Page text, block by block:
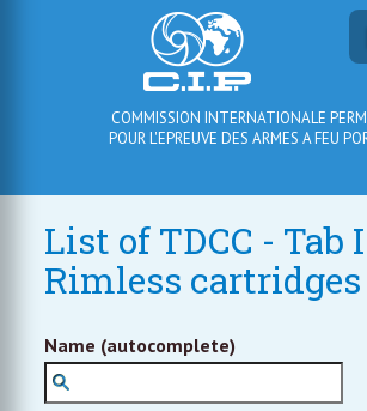
COMMISSION INTERNATIONALE
POUR L'EPREUVE DES ARMES A FEU
List of TDCC - Tab
Rimless cartridges
Name (autocomplete)